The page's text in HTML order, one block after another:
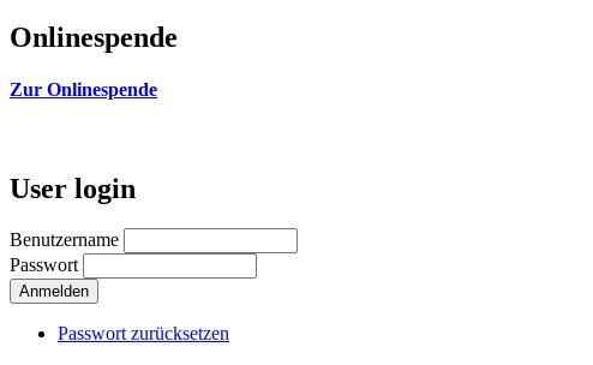
Onlinespende
Zur Onlinespende
User login
Benutzername
Passwort
Passwort zurücksetzen